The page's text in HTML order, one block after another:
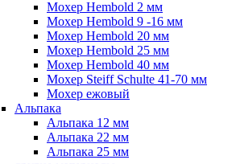
Мохер Hembold 2 мм
Мохер Hembold 9 -16 мм
Мохер Hembold 20 мм
Мохер Hembold 25 мм
Мохер Hembold 40 мм
Мохер Steiff Schulte 41-70 мм
Мохер ежовый
Альпака
Альпака 12 мм
Альпака 22 мм
Альпака 25 мм